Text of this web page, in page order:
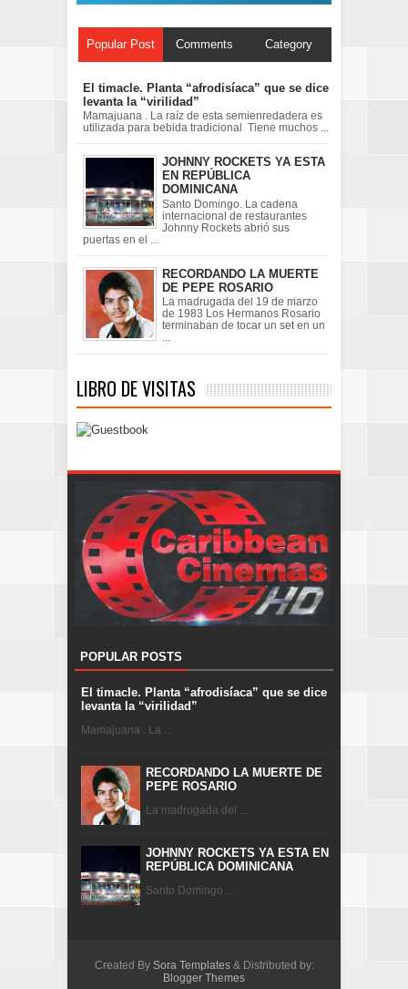
Popular Post Comments Category
El timacle. Planta “afrodisíaca” que se dice
levanta la “virilidad”
Mamajuana . La raíz de esta semienredadera es
utilizada para bebida tradicional Tiene muchos ...
JOHNNY ROCKETS YA ESTA
EN REPÚBLICA
DOMINICANA
Santo Domingo. La cadena
internacional de restaurantes
Johnny Rockets abrió sus
puertas en el ...
RECORDANDO LA MUERTE
DE PEPE ROSARIO
La madrugada del 19 de marzo
de 1983 Los Hermanos Rosario
terminaban de tocar un set en un
...
LIBRO DE VISITAS
POPULAR POSTS
El timacle. Planta “afrodisíaca” que se dice
levanta la “virilidad”
Mamajuana . La ...
RECORDANDO LA MUERTE DE
PEPE ROSARIO
La madrugada del ...
JOHNNY ROCKETS YA ESTA EN
REPÚBLICA DOMINICANA
Santo Domingo ...
Created By Sora Templates& Distributed by:
Blogger Themes